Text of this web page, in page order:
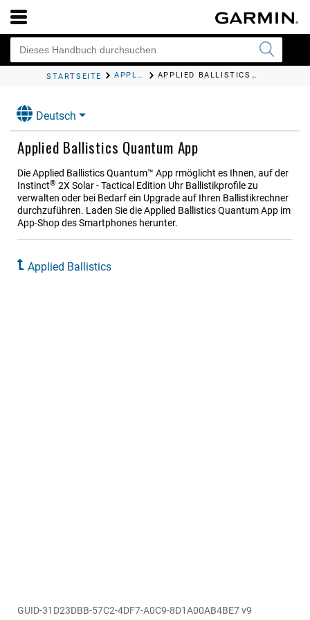
STARTSEITE APPLIED BALLISTICS APPLIED BALLISTICS QUANTUM
Deutsch
Applied Ballistics Quantum App
DieApplied Ballistics Quantum™ App rmöglicht es Ihnen, auf der
Instinct® 2X Solar - Tactical Edition Uhr Ballistikprofile zu
verwalten oder bei Bedarf ein Upgrade auf Ihren Ballistikrechner
durchzuführen. Laden Sie dieApplied Ballistics QuantumApp im
App-Shop des Smartphones herunter.
Applied Ballistics
GUID-31D23DBB-57C2-4DF7-A0C9-8D1A00AB4BE7 v9